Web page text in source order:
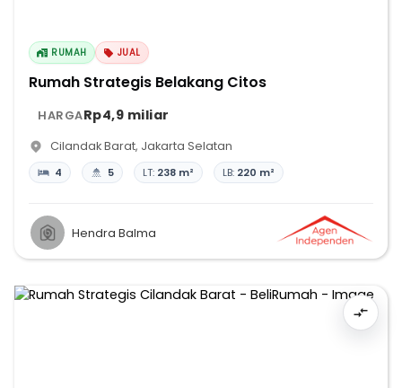
RUMAH JUAL
Rumah Strategis Belakang Citos
HARGARp4,9 miliar
Cilandak Barat, Jakarta Selatan
4 5 LT: 238 m² LB: 220 m²
Hendra Balma